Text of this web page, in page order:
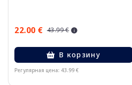
22.00 € 43.99 €
В корзину
Регулярная цена: 43.99 €